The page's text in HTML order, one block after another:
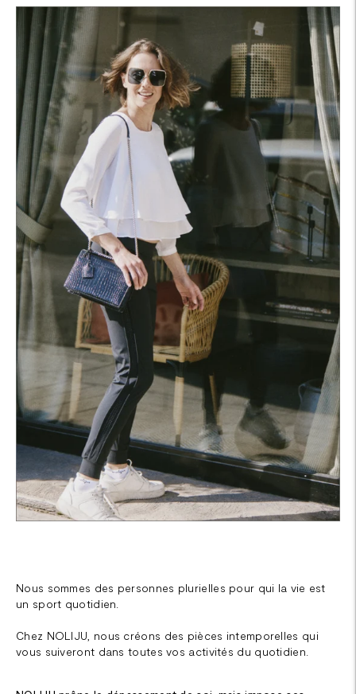
Nous sommes des personnes plurielles pour qui la vie est
un sport quotidien.
Chez NOLIJU, nous créons des pièces intemporelles qui
vous suiveront dans toutes vos activités du quotidien.